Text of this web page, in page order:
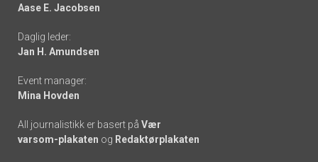
-
links
Aase E. Jacobsen
Daglig leder:
Jan H. Amundsen
Event manager:
Mina Hovden
All journalistikk er basert på Vær
varsom-plakaten og Redaktørplakaten